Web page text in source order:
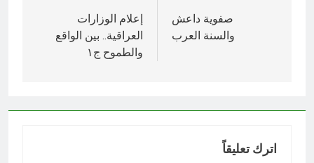
المقالاتصفوية داعش
والسنة العرب
إعلام الوزارات
العراقية.. بين الواقع
والطموح ج١
اترك تعليقاً